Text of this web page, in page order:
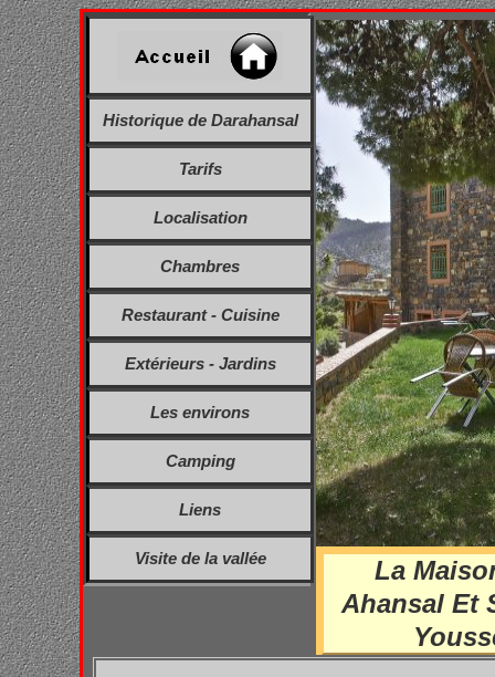
Historique de Darahansal
Tarifs
Localisation
Chambres
Restaurant - Cuisine
Extérieurs - Jardins
Les environs
Camping
Liens
La
Ahansal Et
Visite de la vallée